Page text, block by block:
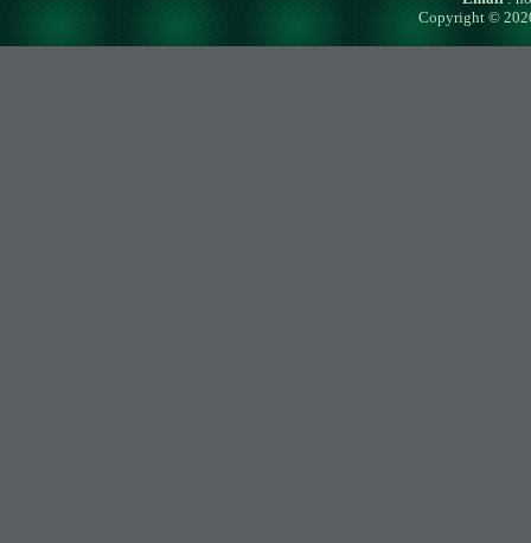
Copyright ©